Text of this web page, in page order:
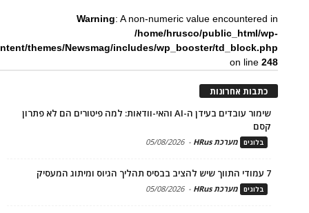
Warning: A non-numeric value encountered in
/home/hrusco/public_html/wp-
themes/Newsmag/includes/wp_booster/td_block.php
on line248
כתבות אחרונות
שימור עובדים בעידן ה-AI והאי-וודאות: למה פיטורים הם לא פתרון
קסם
בלוגים מערכת HRus -
05/08/2026
7 עמודי התווך שיש להציב בבסיס תהליך הגיוס ומיתוג המעסיק
בלוגים מערכת HRus -
05/08/2026